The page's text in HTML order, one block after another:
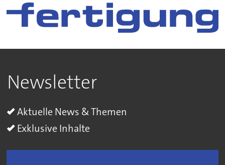
Newsletter
Aktuelle News & Themen
Exklusive Inhalte